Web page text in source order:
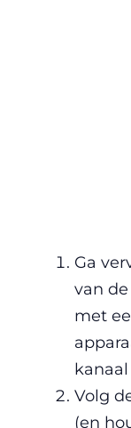
Ga
van
met
Volg
(en